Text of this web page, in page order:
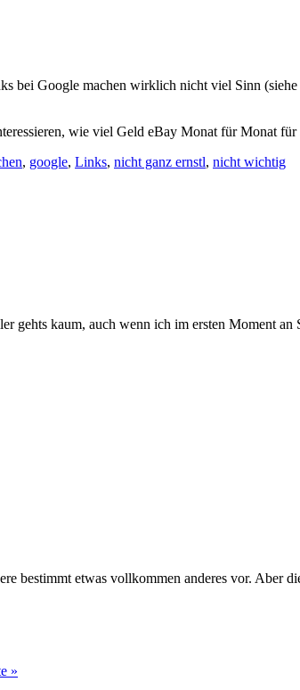
bei Google machen wirklich nicht viel Sinn
wie viel Geld eBay Monat für Monat
, google, Links, nicht ganz ernstl, nicht wichtig
gehts kaum, auch wenn ich im ersten Moment
bestimmt etwas vollkommen anderes vor. Aber
»